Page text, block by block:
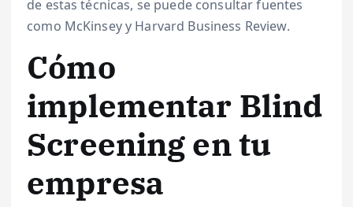
de estas técnicas, se puede consultar fuentes
como McKinsey y Harvard Business Review.
Cómo
implementar Blind
Screening en tu
empresa